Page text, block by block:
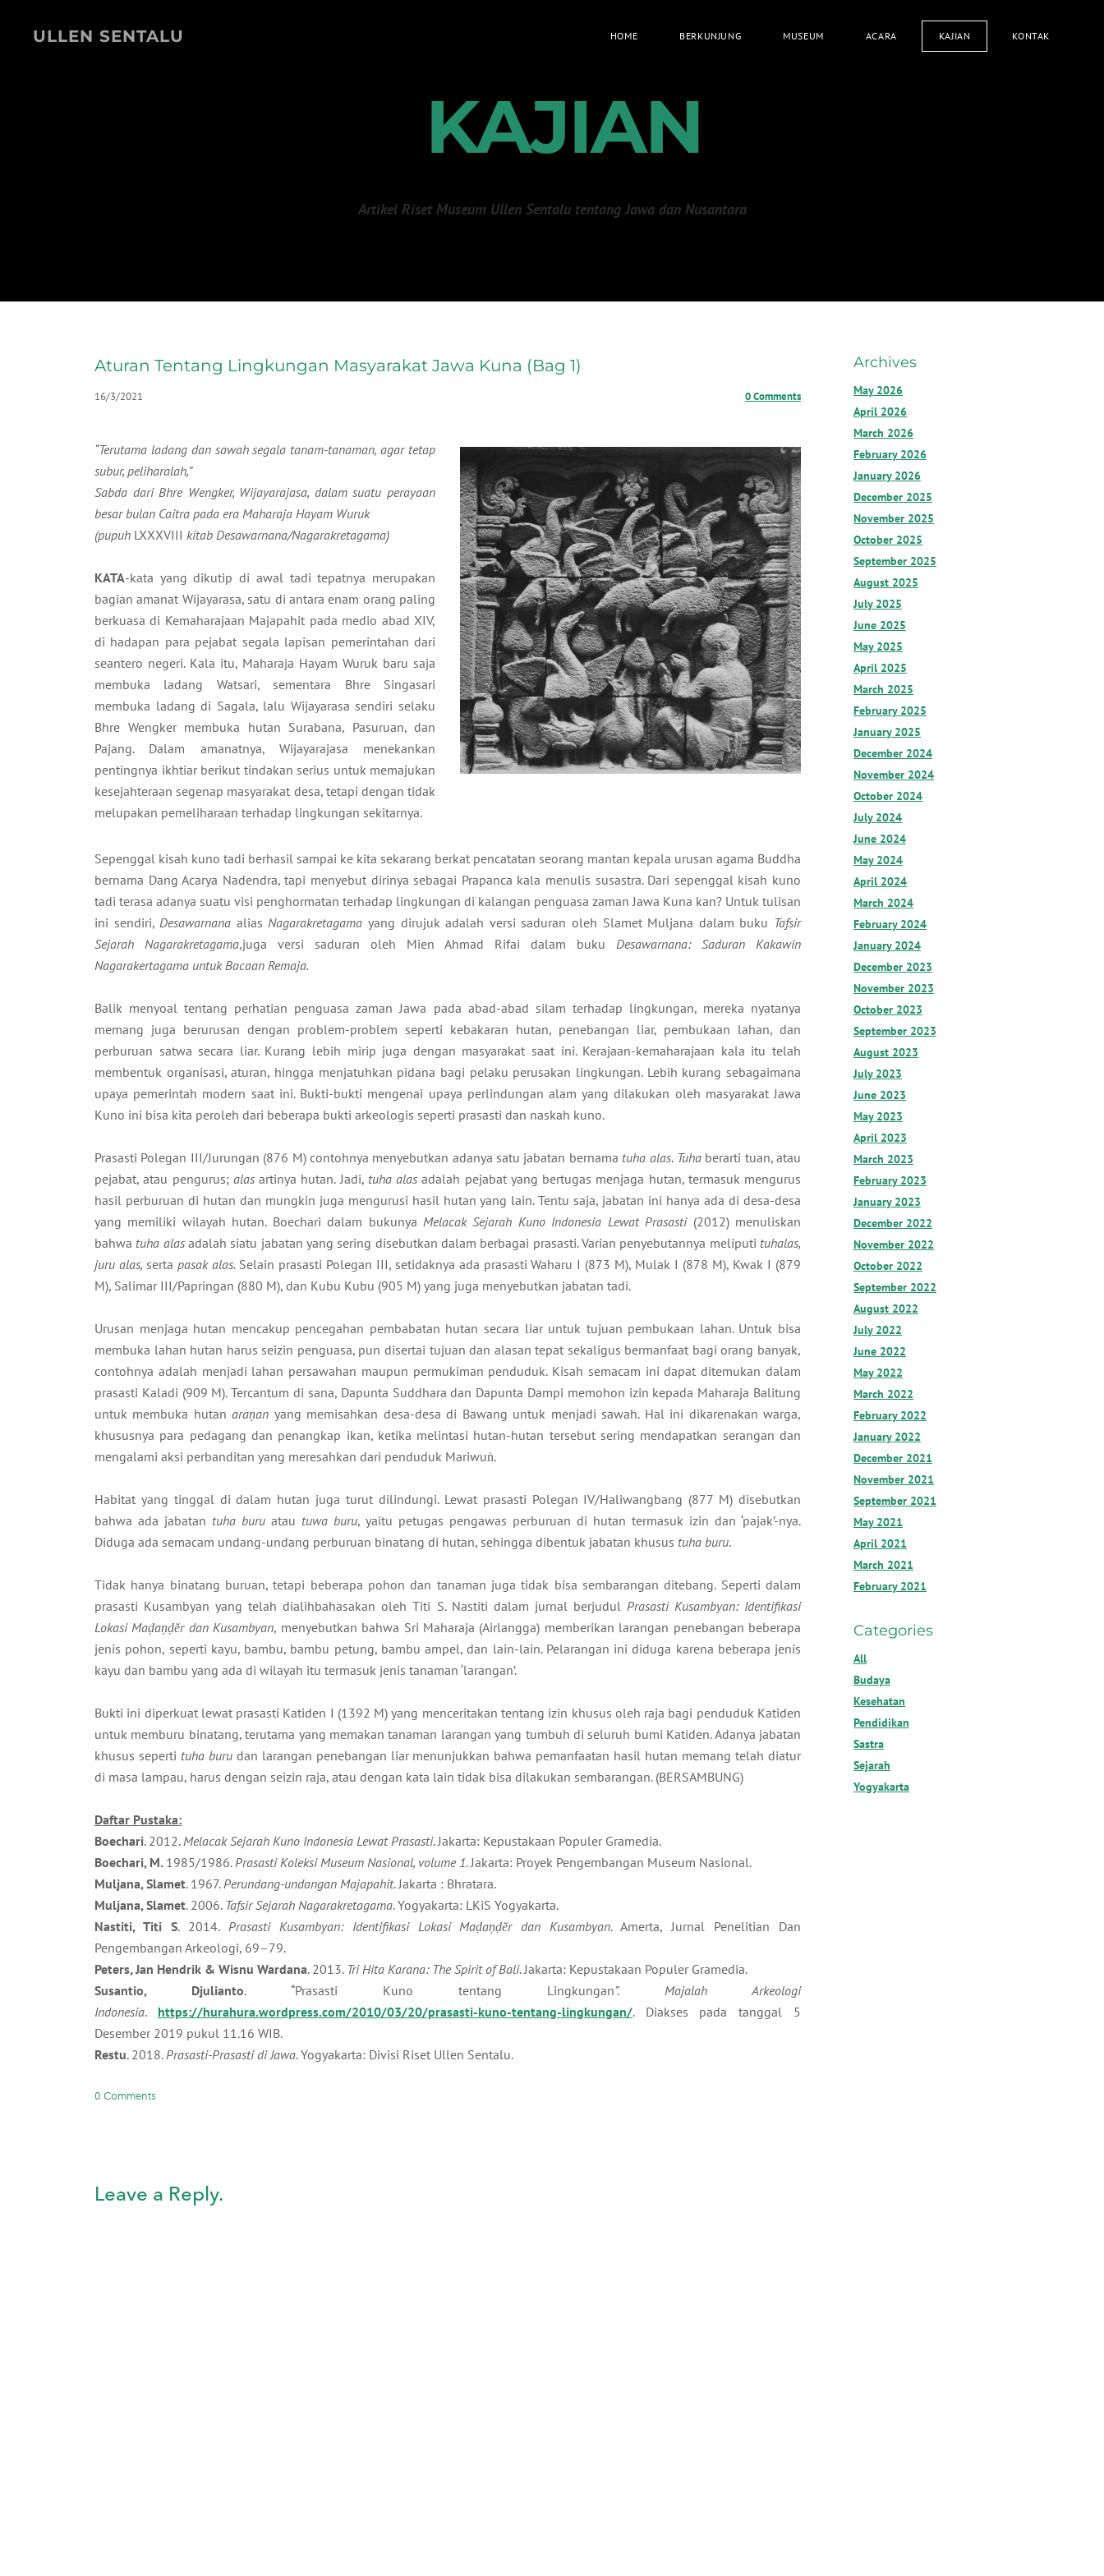
ULLEN SENTALU HOME BERKUNJUNG MUSEUM ACARA KAJIAN KONTAK
KAJIAN
Artikel Riset Museum Ullen Sentalu tentang Jawa dan Nusantara
Aturan Tentang Lingkungan Masyarakat Jawa Kuna (Bag 1)
16/3/2021 0 Comments
“Terutama ladang dan sawah segala tanam-tanaman, agar tetap
subur, peliharalah,”
Sabda dari Bhre Wengker, Wijayarajasa, dalam suatu perayaan
besar bulan Caitra pada era Maharaja Hayam Wuruk
(pupuh LXXXVIII kitab Desawarnana/Nagarakretagama)
KATA-kata yang dikutip di awal tadi tepatnya merupakan
bagian amanat Wijayarasa, satu di antara enam orang paling
berkuasa di Kemaharajaan Majapahit pada medio abad XIV,
di hadapan para pejabat segala lapisan pemerintahan dari
seantero negeri. Kala itu, Maharaja Hayam Wuruk baru saja
membuka ladang Watsari, sementara Bhre Singasari
membuka ladang di Sagala, lalu Wijayarasa sendiri selaku
Bhre Wengker membuka hutan Surabana, Pasuruan, dan
Pajang. Dalam amanatnya, Wijayarajasa menekankan
pentingnya ikhtiar berikut tindakan serius untuk memajukan
kesejahteraan segenap masyarakat desa, tetapi dengan tidak
melupakan pemeliharaan terhadap lingkungan sekitarnya.
Sepenggal kisah kuno tadi berhasil sampai ke kita sekarang berkat pencatatan seorang mantan kepala urusan agama Buddha
bernama Dang Acarya Nadendra, tapi menyebut dirinya sebagai Prapanca kala menulis susastra. Dari sepenggal kisah kuno
tadi terasa adanya suatu visi penghormatan terhadap lingkungan di kalangan penguasa zaman Jawa Kuna kan? Untuk tulisan
ini sendiri,Desawarnana aliasNagarakretagama yang dirujuk adalah versi saduran oleh Slamet Muljana dalam buku Tafsir
Sejarah
Nagarakretagama,juga versi saduran oleh Mien Ahmad Rifai dalam buku Desawarnana: Saduran Kakawin
Nagarakertagama untuk Bacaan Remaja.
Balik menyoal tentang perhatian penguasa zaman Jawa pada abad-abad silam terhadap lingkungan, mereka nyatanya
memang juga berurusan dengan problem-problem seperti kebakaran hutan, penebangan liar, pembukaan lahan, dan
perburuan satwa secara liar. Kurang lebih mirip juga dengan masyarakat saat ini. Kerajaan-kemaharajaan kala itu telah
membentuk organisasi, aturan, hingga menjatuhkan pidana bagi pelaku perusakan lingkungan. Lebih kurang sebagaimana
upaya pemerintah modern saat ini. Bukti-bukti mengenai upaya perlindungan alam yang dilakukan oleh masyarakat Jawa
Kuno ini bisa kita peroleh dari beberapa bukti arkeologis seperti prasasti dan naskah kuno.
Prasasti Polegan III/Jurungan (876 M) contohnya menyebutkan adanya satu jabatan bernama tuha alas.Tuha berarti tuan, atau
pejabat, atau pengurus; alasartinya hutan. Jadi, tuha alas adalah pejabat yang bertugas menjaga hutan, termasuk mengurus
hasil perburuan di hutan dan mungkin juga mengurusi hasil hutan yang lain. Tentu saja, jabatan ini hanya ada di desa-desa
yang memiliki wilayah hutan. Boechari dalam bukunya Melacak Sejarah Kuno Indonesia Lewat Prasasti(2012) menuliskan
bahwa tuha alasadalah siatu jabatan yang sering disebutkan dalam berbagai prasasti. Varian penyebutannya meliputi tuhalas,
juru alas, serta pasak alas. Selain prasasti Polegan III, setidaknya ada prasasti Waharu I (873 M), Mulak I (878 M), Kwak I (879
M), Salimar III/Papringan (880 M), dan Kubu Kubu (905 M) yang juga menyebutkan jabatan tadi.
Urusan menjaga hutan mencakup pencegahan pembabatan hutan secara liar untuk tujuan pembukaan lahan. Untuk bisa
membuka lahan hutan harus seizin penguasa, pun disertai tujuan dan alasan tepat sekaligus bermanfaat bagi orang banyak,
contohnya adalah menjadi lahan persawahan maupun permukiman penduduk. Kisah semacam ini dapat ditemukan dalam
prasasti Kaladi (909 M). Tercantum di sana, Dapunta Suddhara dan Dapunta Dampi memohon izin kepada Maharaja Balitung
untuk membuka hutanaraņan yang memisahkan desa-desa di Bawang untuk menjadi sawah. Hal ini dikarenakan warga,
khususnya para pedagang dan penangkap ikan, ketika melintasi hutan-hutan tersebut sering mendapatkan serangan dan
mengalami aksi perbanditan yang meresahkan dari penduduk Mariwuṅ.
Habitat yang tinggal di dalam hutan juga turut dilindungi. Lewat prasasti Polegan IV/Haliwangbang (877 M) disebutkan
bahwa ada jabatan tuha buru atau tuwa buru, yaitu petugas pengawas perburuan di hutan termasuk izin dan ‘pajak’-nya.
Diduga ada semacam undang-undang perburuan binatang di hutan, sehingga dibentuk jabatan khusus tuha buru.
Tidak hanya binatang buruan, tetapi beberapa pohon dan tanaman juga tidak bisa sembarangan ditebang. Seperti dalam
prasasti Kusambyan yang telah dialihbahasakan oleh Titi S. Nastiti dalam jurnal berjudul Prasasti Kusambyan: Identifikasi
Lokasi Maḍaṇḍĕr dan Kusambyan, menyebutkan bahwa Sri Maharaja (Airlangga) memberikan larangan penebangan beberapa
jenis pohon, seperti kayu, bambu, bambu petung, bambu ampel, dan lain-lain. Pelarangan ini diduga karena beberapa jenis
kayu dan bambu yang ada di wilayah itu termasuk jenis tanaman ‘larangan’.
Bukti ini diperkuat lewat prasasti Katiden I (1392 M) yang menceritakan tentang izin khusus oleh raja bagi penduduk Katiden
untuk memburu binatang, terutama yang memakan tanaman larangan yang tumbuh di seluruh bumi Katiden. Adanya jabatan
khusus seperti tuha burudan larangan penebangan liar menunjukkan bahwa pemanfaatan hasil hutan memang telah diatur
di masa lampau, harus dengan seizin raja, atau dengan kata lain tidak bisa dilakukan sembarangan. (BERSAMBUNG)
Daftar Pustaka:
Boechari. 2012.Melacak Sejarah Kuno Indonesia Lewat Prasasti. Jakarta: Kepustakaan Populer Gramedia.
Boechari, M. 1985/1986.Prasasti Koleksi Museum Nasional, volume 1. Jakarta: Proyek Pengembangan Museum Nasional.
Muljana, Slamet. 1967.Perundang-undangan Majapahit. Jakarta : Bhratara.
Muljana, Slamet. 2006. Tafsir Sejarah Nagarakretagama. Yogyakarta: LKiS Yogyakarta.
Nastiti, Titi S. 2014. Prasasti Kusambyan: Identifikasi Lokasi Maḍaṇḍĕr dan Kusambyan. Amerta, Jurnal Penelitian Dan
Pengembangan Arkeologi, 69–79.
Peters, Jan Hendrik & Wisnu Wardana. 2013. Tri Hita Karana: The Spirit of Bali. Jakarta: Kepustakaan Populer Gramedia.
Susantio, Djulianto. “Prasasti Kuno tentang Lingkungan”. Majalah Arkeologi
Indonesia. https://hurahura.wordpress.com/2010/03/20/prasasti-kuno-tentang-lingkungan/. Diakses pada tanggal 5
Desember 2019 pukul 11.16 WIB.
Restu. 2018.Prasasti-Prasasti di Jawa. Yogyakarta: Divisi Riset Ullen Sentalu.
0 Comments
Leave a Reply.
Archives
May 2026
April 2026
March 2026
February 2026
January 2026
December 2025
November 2025
October 2025
September 2025
August 2025
July 2025
June 2025
May 2025
April 2025
March 2025
February 2025
January 2025
December 2024
November 2024
October 2024
July 2024
June 2024
May 2024
April 2024
March 2024
February 2024
January 2024
December 2023
November 2023
October 2023
September 2023
August 2023
July 2023
June 2023
May 2023
April 2023
March 2023
February 2023
January 2023
December 2022
November 2022
October 2022
September 2022
August 2022
July 2022
June 2022
May 2022
March 2022
February 2022
January 2022
December 2021
November 2021
September 2021
May 2021
April 2021
March 2021
February 2021
Categories
All
Budaya
Kesehatan
Pendidikan
Sastra
Sejarah
Yogyakarta